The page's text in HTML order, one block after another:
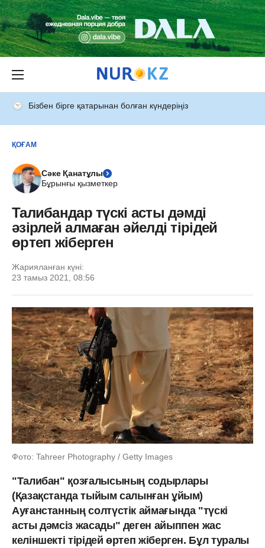
Бізбен бірге қатарынан болған күндеріңіз
ҚОҒАМ
Сәке Қанатұлы
Бұрынғы қызметкер
Талибандар түскі асты дәмді
әзірлей алмаған әйелді тірідей
өртеп жіберген
Жарияланған күні:
23 тамыз 2021, 08:56
Фото: Tahreer Photography / Getty Images
"Талибан" қозғалысының содырлары
(Қазақстанда тыйым салынған ұйым)
Ауғанстанның солтүстік аймағында "түскі
асты дәмсіз жасады" деген айыппен жас
келіншекті тірідей өртеп жіберген. Бұл туралы